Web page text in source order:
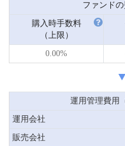
ファンド
購入時手数料
（上限）
0.00%
運用管理費用
運用会社
販売会社